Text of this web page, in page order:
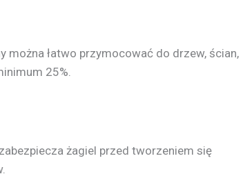
można łatwo przymocować do drzew, ścian,
25%.
żagiel przed tworzeniem się